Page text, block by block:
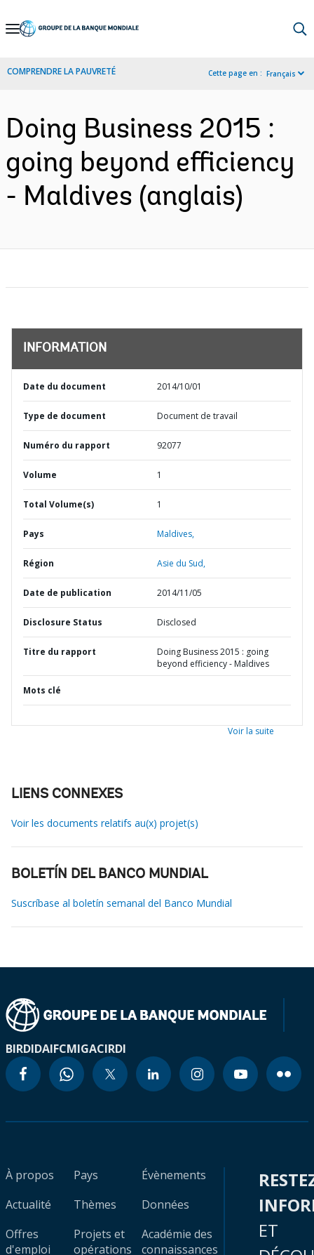
Skip
Navigation
COMPRENDRE LA PAUVRETÉ Cette page en : Français
Doing Business 2015 :
going beyond efficiency
- Maldives (anglais)
INFORMATION
Date du document 2014/10/01
Type de document Document de travail
Numéro du rapport 92077
Volume 1
Total Volume(s) 1
Pays Maldives,
Région Asie du Sud,
Date de publication 2014/11/05
Disclosure Status Disclosed
Titre du rapport
Doing Business 2015 : going
beyond efficiency - Maldives
Mots clé
Voir la suite
LIENS CONNEXES
Voir les documents relatifs au(x) projet(s)
BOLETÍN DEL BANCO MUNDIAL
Suscríbase al boletín semanal del Banco Mundial
BIRDIDAIFCMIGACIRDI
À propos
Actualité
Offres
d'emploi
Pays
Thèmes
Projets et
opérations
Évènements
Données
Académie des
connaissances
ET